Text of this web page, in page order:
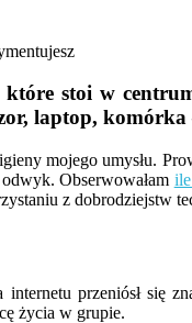
stoi w
laptop,
mojego umysłu.
Obserwowałam
z dobrodziejstw
internetu przeniósł się
życia w grupie.